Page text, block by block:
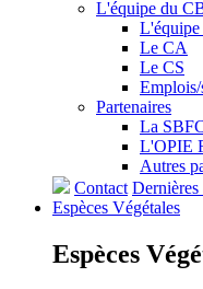
L'équipe du
L'équipe
Le CA
Le CS
Emplois/
Partenaires
La
L'OPIE
Autres
Contact Dernières
Espèces Végétales
Espèces